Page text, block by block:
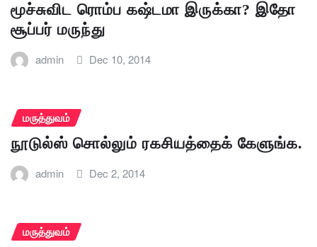
மூச்சுவிட ரொம்ப கஷ்டமா இருக்கா? இதோ
சூப்பர் மருந்து
admin Dec 10, 2014
மருத்துவம்
நூடுல்ஸ் சொல்லும் ரகசியத்தைக் கேளுங்க.
admin Dec 2, 2014
மருத்துவம்